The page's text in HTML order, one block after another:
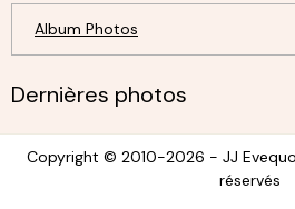
Album Photos
Dernières photos
Copyright © 2010-2026 - JJ
réservés